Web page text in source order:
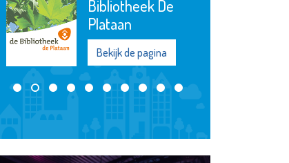
Bibliotheek De
Plataan
Bekijk de pagina